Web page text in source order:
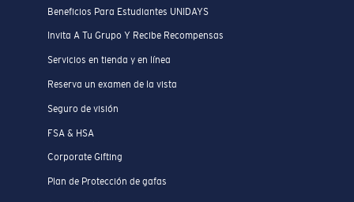
Beneficios Para Estudiantes UNIDAYS
Invita A Tu Grupo Y Recibe Recompensas
Servicios en tienda y en línea
Reserva un examen de la vista
Seguro de visión
FSA & HSA
Corporate Gifting
Plan de Protección de gafas